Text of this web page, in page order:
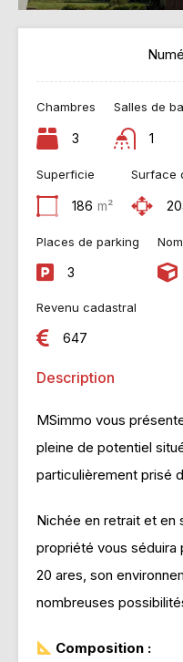
Chambres
3
Salles de
1
Superficie
186 m²
Surface
Places de parking
3
Revenu cadastral
647
Description
MSimmo vous
pleine de potentiel
particulièrement prisé
Nichée en retrait et en
propriété vous séduira
20 ares, son
nombreuses
Composition :